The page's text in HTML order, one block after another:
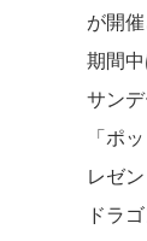
が開催
期間
サン
「ポ
レゼ
ドラ